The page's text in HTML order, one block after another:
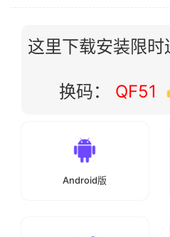
这里下载安装限
换码： QF51
Android版